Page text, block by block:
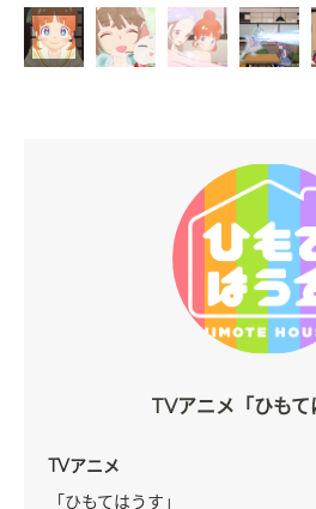
TVアニメ「ひもて
TVアニメ
「ひもてはうす」